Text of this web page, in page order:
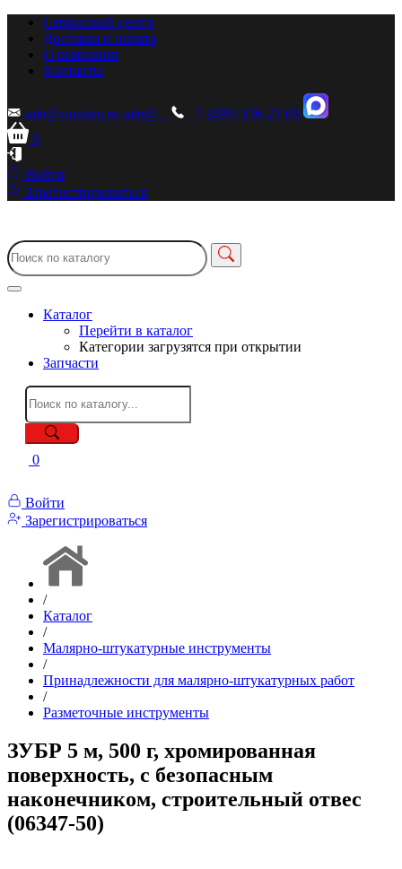
Сервисный центр
Доставка и оплата
О компании
Контакты
sale@zionstm.ru sale@...
+7 (495) 136-23-00
0
Войти
Зарегистрироваться
Каталог
Перейти в каталог
Категории загрузятся при открытии
Запчасти
0
Войти
Зарегистрироваться
/
Каталог
/
Малярно-штукатурные инструменты
/
Принадлежности для малярно-штукатурных работ
/
Разметочные инструменты
ЗУБР 5 м, 500 г, хромированная
поверхность, с безопасным
наконечником, строительный отвес
(06347-50)